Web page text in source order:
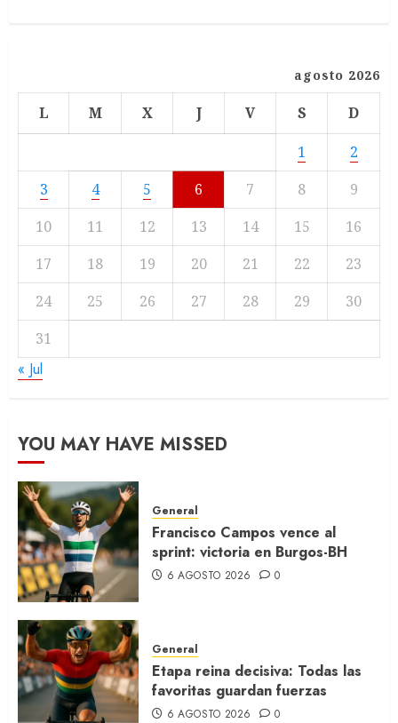
agosto 2026
L M X J V S
D
1
2
3
4 5 6 7 8
9
10
11 12 13 14 15
16
17
18 19 20 21 22
23
24
25 26 27 28 29
30
31
« Jul
YOU MAY HAVE MISSED
General
Francisco Campos vence al
sprint: victoria en Burgos-BH
6 AGOSTO 2026 0
General
Etapa reina decisiva: Todas las
favoritas guardan fuerzas
6 AGOSTO 2026 0